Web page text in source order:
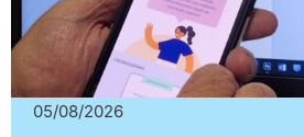
05/08/2026